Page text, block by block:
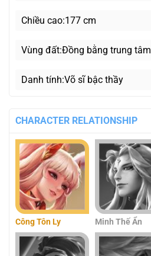
Chiều cao 177 cm
Vùng đất Đồng bằng trung tâm
Danh tính Võ sĩ bậc thầy
CHARACTER RELATIONSHIP
Công Tôn Ly Minh Thế Ẩn